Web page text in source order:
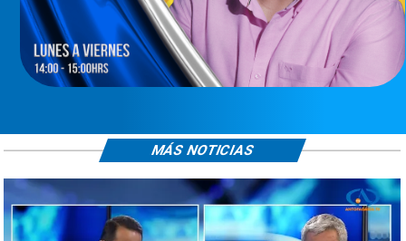
MÁS NOTICIAS